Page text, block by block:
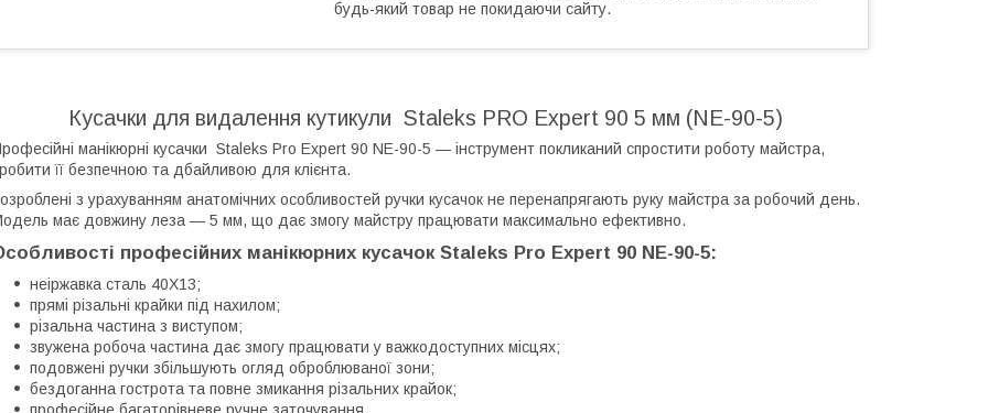
будь-який товар не покидаючи сайту.
Кусачки для видалення кутикули Staleks PRO Expert 90 5 мм (NE-90-5)
манікюрні кусачки Staleks Pro Expert 90 NE-90-5 — інструмент покликаний спростити роботу майстра,
її безпечною та дбайливою для клієнта.
з урахуванням анатомічних особливостей ручки кусачок не перенапрягають руку майстра за робочий день.
має довжину леза — 5 мм, що дає змогу майстру працювати максимально ефективно.
професійних манікюрних кусачок Staleks Pro Expert 90 NE-90-5:
неіржавка сталь 40Х13;
прямі різальні крайки під нахилом;
різальна частина з виступом;
звужена робоча частина дає змогу працювати у важкодоступних місцях;
подовжені ручки збільшують огляд оброблюваної зони;
бездоганна гострота та повне змикання різальних крайок;
професійне багаторівневе ручне заточування.